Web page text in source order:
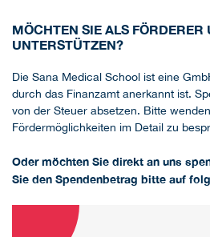
MÖCHTEN SIE ALS FÖRDERER
UNTERSTÜTZEN?
Die Sana Medical School ist eine
durch das Finanzamt anerkannt ist.
von der Steuer absetzen. Bitte
Fördermöglichkeiten im Detail zu
Oder möchten Sie direkt an uns
Sie den Spendenbetrag bitte auf